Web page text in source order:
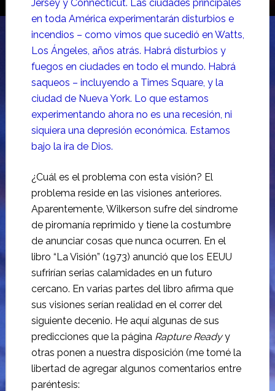
Jersey y Connecticut. Las ciudades principales
en toda América experimentarán disturbios e
incendios – como vimos que sucedió en Watts,
Los Ángeles, años atrás. Habrá disturbios y
fuegos en ciudades en todo el mundo. Habrá
saqueos – incluyendo a Times Square, y la
ciudad de Nueva York. Lo que estamos
experimentando ahora no es una recesión, ni
siquiera una depresión económica. Estamos
bajo la ira de Dios.
¿Cuál es el problema con esta visión? El
problema reside en las visiones anteriores.
Aparentemente, Wilkerson sufre del síndrome
de piromanía reprimido y tiene la costumbre
de anunciar cosas que nunca ocurren. En el
libro “La Visión” (1973) anunció que los EEUU
sufrirían serias calamidades en un futuro
cercano. En varias partes del libro afirma que
sus visiones serían realidad en el correr del
siguiente decenio. He aquí algunas de sus
predicciones que la página Rapture Readyy
otras ponen a nuestra disposición (me tomé la
libertad de agregar algunos comentarios entre
paréntesis: